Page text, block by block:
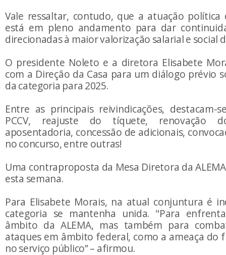
Vale ressaltar, contudo, que a atuação política
está em pleno andamento para dar
direcionadas à maior valorização salarial e social
O presidente Noleto e a diretora Elisabete
com a Direção da Casa para um diálogo prévio
da categoria para 2025.
Entre as principais reivindicações, destacam-
PCCV, reajuste do tíquete, renovação
aposentadoria, concessão de adicionais,
no concurso, entre outras!
Uma contraproposta da Mesa Diretora da
esta semana.
Para Elisabete Morais, na atual conjuntura é
categoria se mantenha unida. "Para
âmbito da ALEMA, mas também para
ataques em âmbito federal, como a ameaça do
no serviço público” – afirmou.